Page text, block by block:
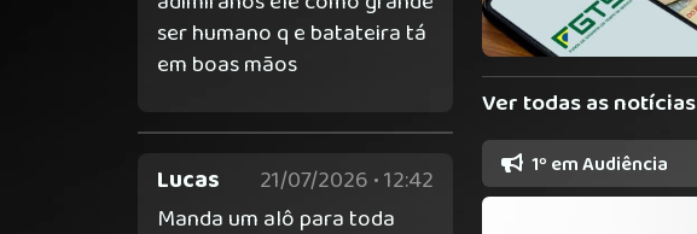
ser humano q e batateira tá
em boas mãos
Lucas
21/07/2026 • 12:42
Manda um alô para toda
Ver todas as notícias
1º em Audiência